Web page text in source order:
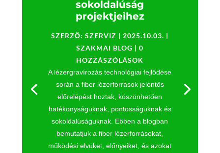
sokoldalúság
projektjeihez
SZERZŐ:SZERVIZ | 2025.10.03. |
SZAKMAI BLOG | 0
HOZZÁSZÓLÁSOK
A lézergravírozás technológiai fejlődése
során a fiber lézerforrások jelentős
előrelépést hoztak, köszönhetően
hatékonyságuknak, pontosságuknak és
sokoldalúságuknak. Ebben a blogban
bemutatjuk a fiber lézerforrásokat,
működési elvüket, előnyeiket, és azokat